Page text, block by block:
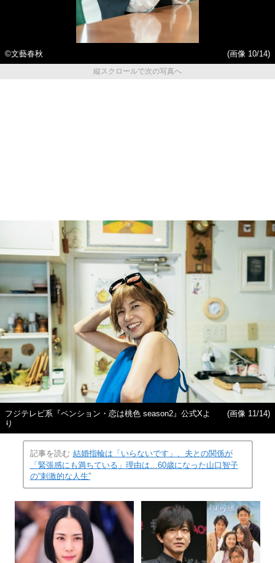
©文藝春秋
(画像 10/14)
縦スクロールで次の写真へ
フジテレビ系『ペンション・恋は桃色 season2』公式Xよ
り
(画像 11/14)
記事を読む 結婚指輪は「いらないです」、夫との関係が
「緊張感にも満ちている」理由は…60歳になった山口智子
の“刺激的な人生”